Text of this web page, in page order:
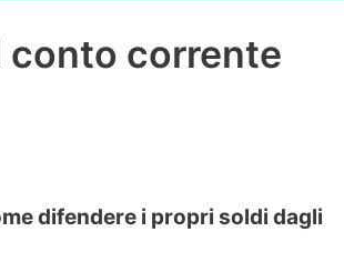
conto corrente
difendere i propri soldi dagli